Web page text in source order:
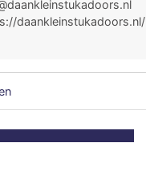
daankleinstukadoors.nl/